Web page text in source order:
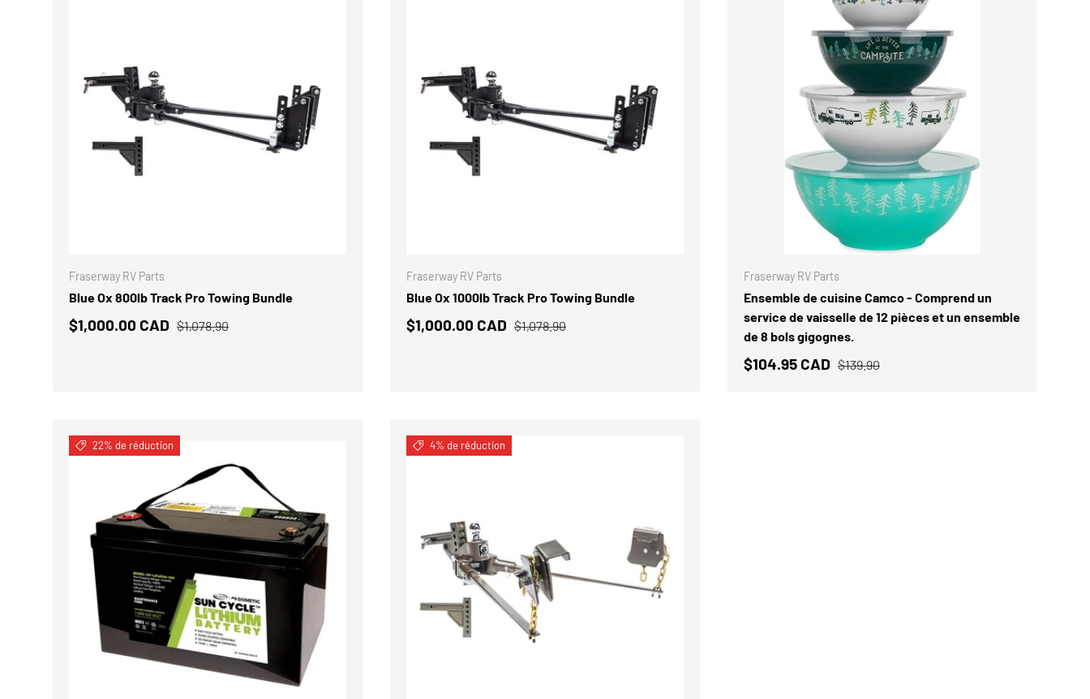
Fraserway RV Parts
Blue Ox 800lb Track Pro Towing Bundle
$1,000.00 CAD $1,078.90
Fraserway RV Parts
Blue Ox 1000lb Track Pro Towing Bundle
$1,000.00 CAD $1,078.90
Fraserway RV Parts
Ensemble de cuisine Camco - Comprend un
service de vaisselle de 12 pièces et un ensemble
de 8 bols gigognes.
$104.95 CAD $139.90
22% de réduction 4% de réduction